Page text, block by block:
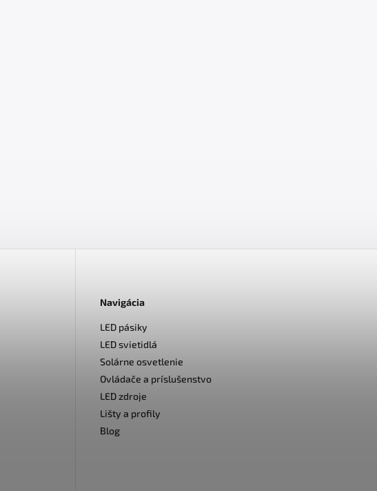
Navigácia
LED pásiky
LED svietidlá
Solárne osvetlenie
Ovládače a príslušenstvo
LED zdroje
Lišty a profily
Blog